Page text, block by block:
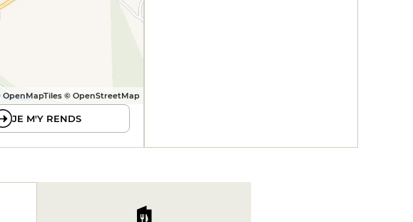
OpenMapTiles © OpenStreetMap
JE M'Y RENDS